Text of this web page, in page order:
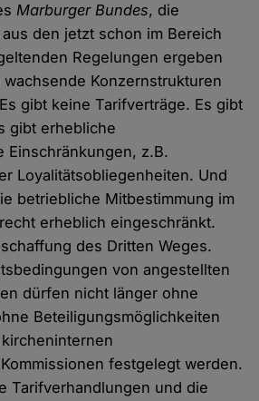
Marburger Bundes, die
den jetzt schon im Bereich
Regelungen ergeben
Konzernstrukturen
gibt keine Tarifverträge. Es gibt
gibt erhebliche
Einschränkungen, z.B.
Loyalitätsobliegenheiten. Und
betriebliche Mitbestimmung im
erheblich eingeschränkt.
des Dritten Weges.
von angestellten
dürfen nicht länger ohne
Beteiligungsmöglichkeiten
festgelegt werden.
Tarifverhandlungen und die